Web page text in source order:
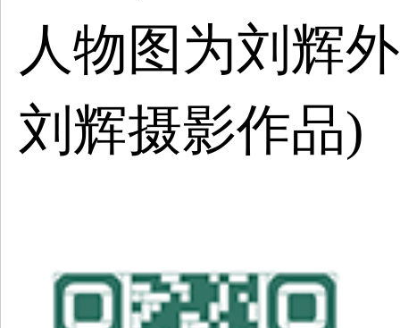
人物图为刘辉
刘辉摄影作品)